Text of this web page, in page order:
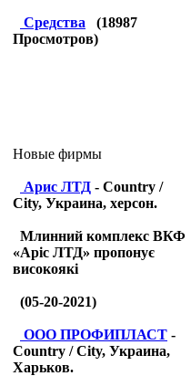
Средства (18987
Просмотров)
Новые фирмы
Арис ЛТД - Country /
City, Украина, херсон.
Млинний комплекс ВКФ
«Аріс ЛТД» пропонує
високоякі
(05-20-2021)
ООО ПРОФИПЛАСТ -
Country / City, Украина,
Харьков.